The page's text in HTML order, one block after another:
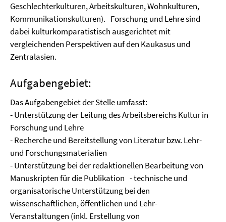
Geschlechterkulturen, Arbeitskulturen, Wohnkulturen,
Kommunikationskulturen). Forschung und Lehre sind
dabei kulturkomparatistisch ausgerichtet mit
vergleichenden Perspektiven auf den Kaukasus und
Zentralasien.
Aufgabengebiet:
Das Aufgabengebiet der Stelle umfasst:
- Unterstützung der Leitung des Arbeitsbereichs Kultur in
Forschung und Lehre
- Recherche und Bereitstellung von Literatur bzw. Lehr-
und Forschungsmaterialien
- Unterstützung bei der redaktionellen Bearbeitung von
Manuskripten für die Publikation - technische und
organisatorische Unterstützung bei den
wissenschaftlichen, öffentlichen und Lehr-
Veranstaltungen (inkl. Erstellung von